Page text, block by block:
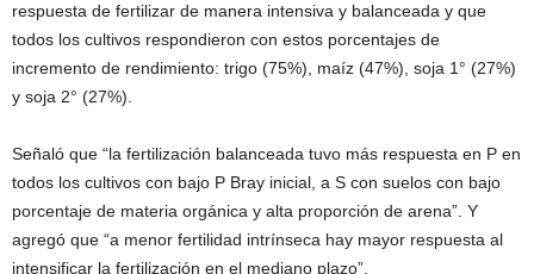
respuesta de fertilizar de manera intensiva y balanceada y que
todos los cultivos respondieron con estos porcentajes de
incremento de rendimiento: trigo (75%), maíz (47%), soja 1° (27%)
y soja 2° (27%).
Señaló que “la fertilización balanceada tuvo más respuesta en P en
todos los cultivos con bajo P Bray inicial, a S con suelos con bajo
porcentaje de materia orgánica y alta proporción de arena”. Y
agregó que “a menor fertilidad intrínseca hay mayor respuesta al
intensificar la fertilización en el mediano plazo”.